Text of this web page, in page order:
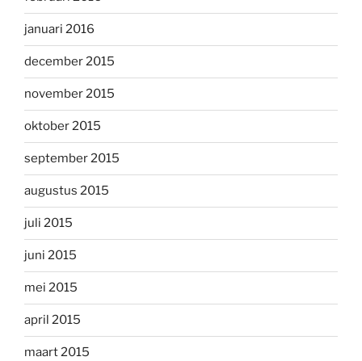
januari 2016
december 2015
november 2015
oktober 2015
september 2015
augustus 2015
juli 2015
juni 2015
mei 2015
april 2015
maart 2015